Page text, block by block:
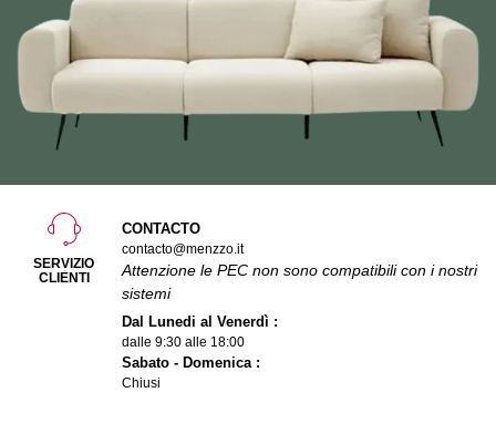
SERVIZIO
CLIENTI
CONTACTO
contacto@menzzo.it
Attenzione le PEC non sono compatibili con i nostri
sistemi
Dal Lunedi al Venerdì :
dalle 9:30 alle 18:00
Sabato - Domenica :
Chiusi